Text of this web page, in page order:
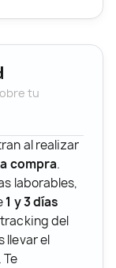
tu
al realizar
compra.
laborables,
1 y 3 días
tracking del
llevar el